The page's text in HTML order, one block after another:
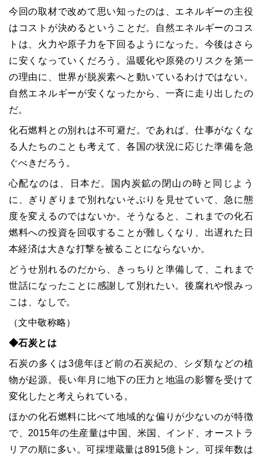
今回の取材で改めて思い知ったのは、エネルギーの主役
はコストが決めるということだ。自然エネルギーのコス
トは、火力や原子力を下回るようになった。今後はさら
に安くなっていくだろう。温暖化や原発のリスクを第一
の理由に、世界が脱炭素へと動いているわけではない。
自然エネルギーが安くなったから、一斉に走り出したの
だ。
化石燃料との別れは不可避だ。であれば、仕事がなくな
る人たちのことも考えて、各国の状況に応じた準備を急
ぐべきだろう。
心配なのは、日本だ。国内炭鉱の閉山の時と同じよう
に、ぎりぎりまで別れないそぶりを見せていて、急に態
度を変えるのではないか。そうなると、これまでの化石
燃料への投資を回収することが難しくなり、出遅れた日
本経済は大きな打撃を被ることにならないか。
どうせ別れるのだから、きっちりと準備して、これまで
世話になったことに感謝して別れたい。後腐れや恨みっ
こは、なしで。
（文中敬称略）
◆石炭とは
石炭の多くは3億年ほど前の石炭紀の、シダ類などの植
物が起源。長い年月に地下の圧力と地温の影響を受けて
変化したと考えられている。
ほかの化石燃料に比べて地域的な偏りが少ないのが特徴
で、2015年の生産量は中国、米国、インド、オーストラ
リアの順に多い。可採埋蔵量は8915億トン。可採年数は